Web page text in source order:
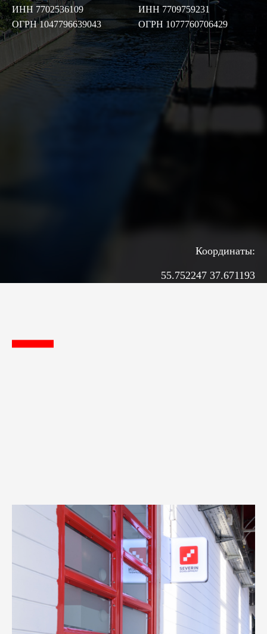
ИНН 7702536109
ОГРН 1047796639043
ИНН 7709759231
ОГРН 1077760706429
Координаты:
55.752247 37.671193